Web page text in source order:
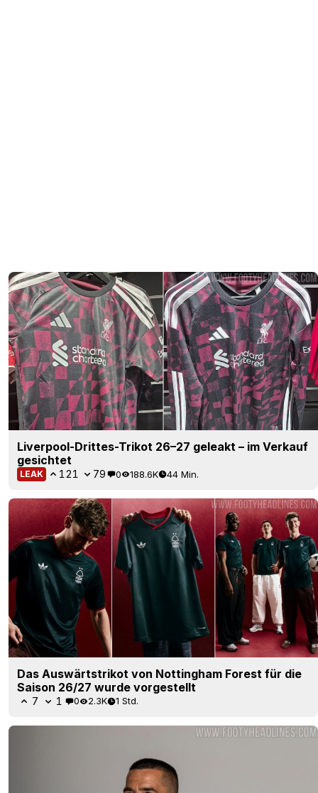
Liverpool-Drittes-Trikot 26–27 geleakt – im Verkauf
gesichtet
LEAK 121 79 0 188.6K 44 Min.
Das Auswärtstrikot von Nottingham Forest für die
Saison 26/27 wurde vorgestellt
7 1 0 2.3K 1 Std.